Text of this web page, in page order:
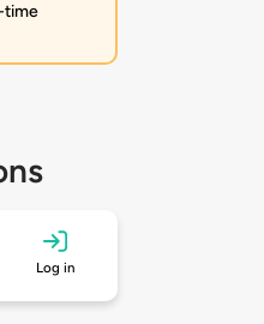
time
Log in